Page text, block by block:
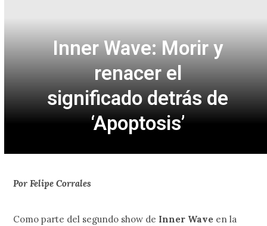
Inner Wave: Morir y
renacer el
significado detrás de
‘Apoptosis’
Por Felipe Corrales
Como parte del segundo show de Inner Wave en la